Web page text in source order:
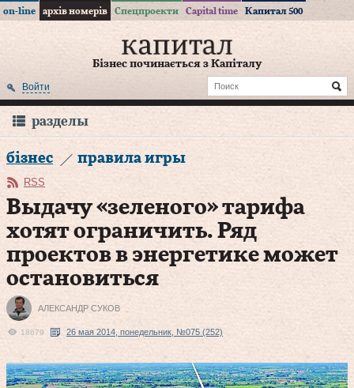
on-line архів номерів Спецпроекти Capital time Капитал 500
Бізнес починається з Капіталу
Войти
разделы
бізнес правила игры
RSS
Выдачу «зеленого» тарифа
хотят ограничить. Ряд
проектов в энергетике может
остановиться
АЛЕКСАНДР СУКОВ
18679 26 мая 2014, понедельник, №075 (252)